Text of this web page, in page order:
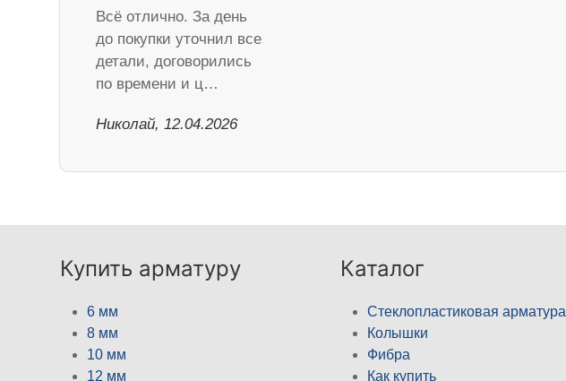
Всё отлично. За день
до покупки уточнил все
детали, договорились
по времени и ц…
Николай, 12.04.2026
Купить арматуру
6 мм
8 мм
10 мм
12 мм
Каталог
Стеклопластиковая арматура
Колышки
Фибра
Как купить